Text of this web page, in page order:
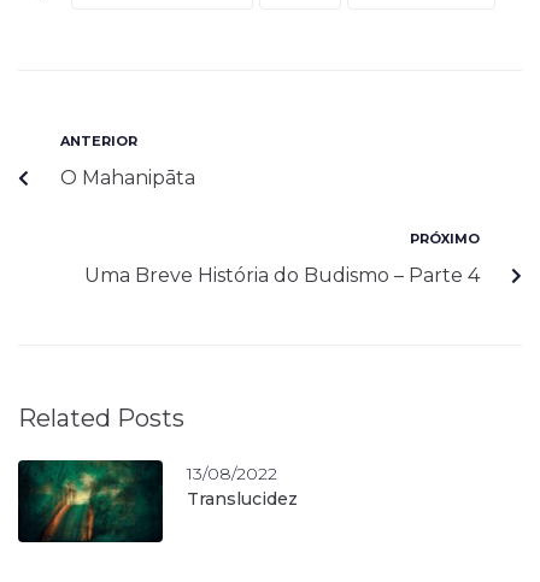
ANTERIOR
O Mahanipāta
PRÓXIMO
Uma Breve História do Budismo – Parte 4
Related Posts
13/08/2022
Translucidez